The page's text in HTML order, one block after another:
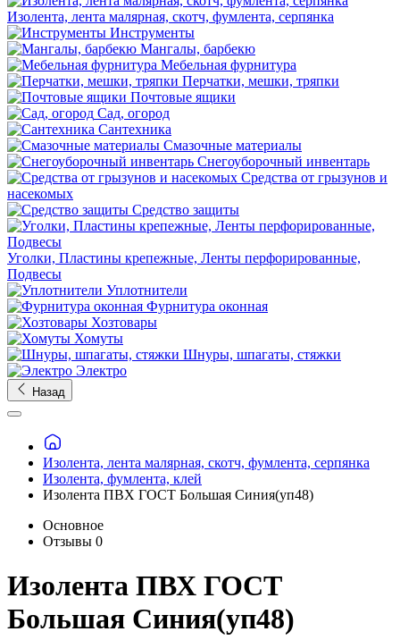
Изолента, лента малярная, скотч, фумлента, серпянка
Инструменты
Мангалы, барбекю
Мебельная фурнитура
Перчатки, мешки, тряпки
Почтовые ящики
Сад, огород
Сантехника
Смазочные материалы
Снегоуборочный инвентарь
Средства от грызунов и
насекомых
Средство защиты
Уголки, Пластины крепежные, Ленты перфорированные,
Подвесы
Уплотнители
Фурнитура оконная
Хозтовары
Хомуты
Шнуры, шпагаты, стяжки
Электро
Назад
Изолента, лента малярная, скотч, фумлента, серпянка
Изолента, фумлента, клей
Изолента ПВХ ГОСТ Большая Синия(уп48)
Основное
Отзывы 0
Изолента ПВХ ГОСТ
Большая Синия(уп48)